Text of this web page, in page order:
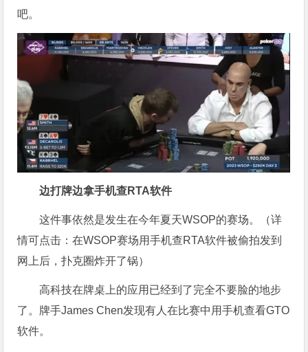
吧。
边打牌边拿手机查RTA软件
这件事依然是发生在今年夏天WSOP的赛场。（详
情可点击：在WSOP赛场用手机查RTA软件被偷拍发到
网上后，扑克圈炸开了锅）
高科技在牌桌上的应用已经到了完全不要脸的地步
了。牌手James Chen发现有人在比赛中用手机查看GTO
软件。